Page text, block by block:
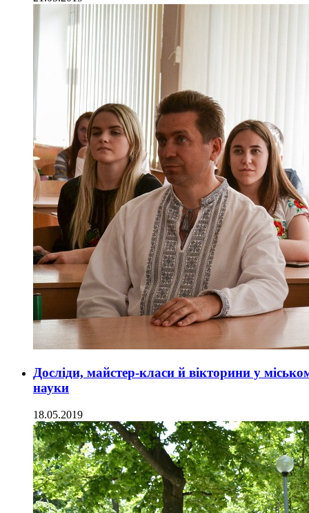
Досліди, майстер-класи й вікторини у
науки
18.05.2019